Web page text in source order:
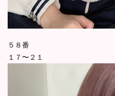
５８番
１７〜２１